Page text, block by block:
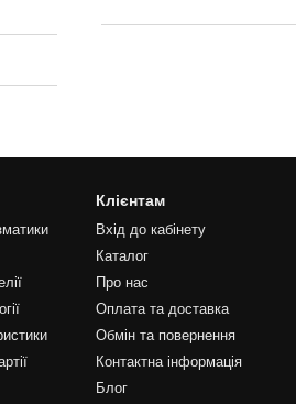
Клієнтам
Вхід до кабінету
Каталог
Про нас
Оплата та доставка
Обмін та повернення
Контактна інформація
Блог